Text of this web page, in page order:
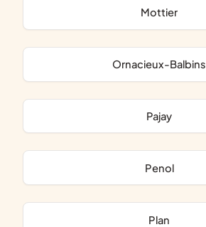
Mottier
Ornacieux-Balbins
Pajay
Penol
Plan